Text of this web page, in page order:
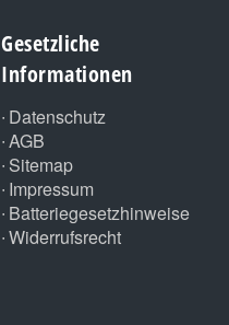
Gesetzliche
Informationen
Datenschutz
AGB
Sitemap
Impressum
Batteriegesetzhinweise
Widerrufsrecht